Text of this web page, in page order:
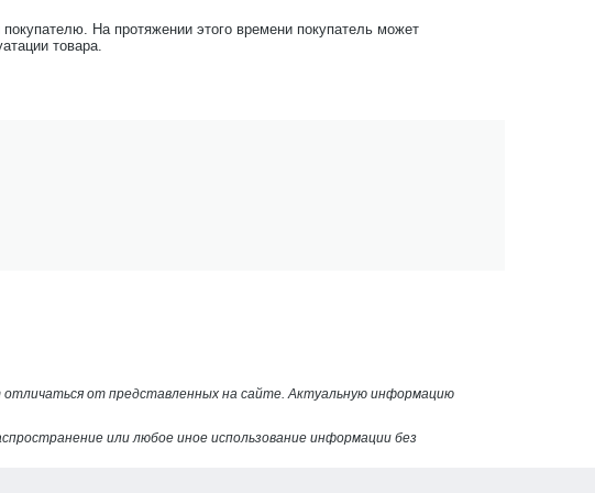
На протяжении этого времени покупатель может
товара.
от представленных на сайте. Актуальную информацию
или любое иное использование информации без